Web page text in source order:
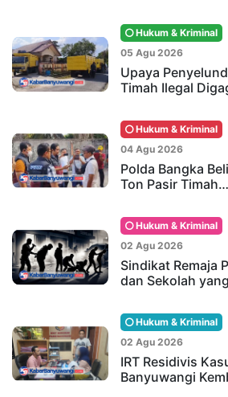
Hukum & Kriminal
05 Agu 2026
Upaya
Timah Ilegal
Hukum & Kriminal
04 Agu 2026
Polda Bangka
Ton Pasir Timah…
Hukum & Kriminal
02 Agu 2026
Sindikat Remaja
dan Sekolah
Hukum & Kriminal
02 Agu 2026
IRT Residivis
Banyuwangi